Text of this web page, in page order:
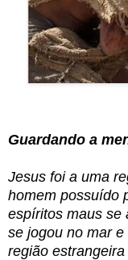
Guardando a
Jesus foi a uma
homem possuído
espíritos maus se
se jogou no mar
região